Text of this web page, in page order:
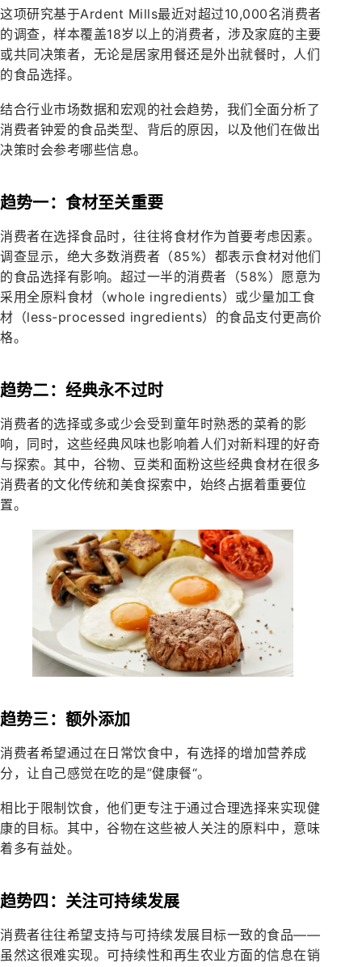
这项研究基于Ardent Mills最近对超过10,000名消费者
的调查，样本覆盖18岁以上的消费者，涉及家庭的主要
或共同决策者，无论是居家用餐还是外出就餐时，人们
的食品选择。
结合行业市场数据和宏观的社会趋势，我们全面分析了
消费者钟爱的食品类型、背后的原因，以及他们在做出
决策时会参考哪些信息。
趋势一：食材至关重要
消费者在选择食品时，往往将食材作为首要考虑因素。
调查显示，绝大多数消费者（85%）都表示食材对他们
的食品选择有影响。超过一半的消费者（58%）愿意为
采用全原料食材（whole ingredients）或少量加工食
材（less-processed ingredients）的食品支付更高价
格。
趋势二：经典永不过时
消费者的选择或多或少会受到童年时熟悉的菜肴的影
响，同时，这些经典风味也影响着人们对新料理的好奇
与探索。其中，谷物、豆类和面粉这些经典食材在很多
消费者的文化传统和美食探索中，始终占据着重要位
置。
趋势三：额外添加
消费者希望通过在日常饮食中，有选择的增加营养成
分，让自己感觉在吃的是”健康餐“。
相比于限制饮食，他们更专注于通过合理选择来实现健
康的目标。其中，谷物在这些被人关注的原料中，意味
着多有益处。
趋势四：关注可持续发展
消费者往往希望支持与可持续发展目标一致的食品——
虽然这很难实现。可持续性和再生农业方面的信息在销